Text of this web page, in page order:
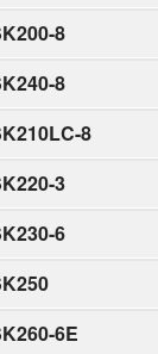
8
8
8
3
6
6E